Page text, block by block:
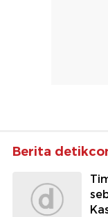
Berita